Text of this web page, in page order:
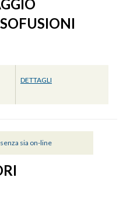
DETTAGLI
sia on-line